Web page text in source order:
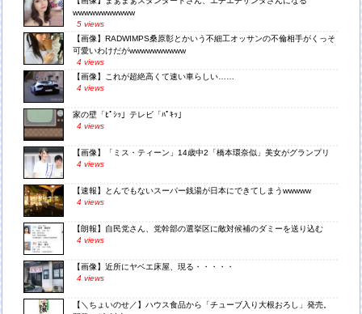
wwwwwwwwwww
5 views
【画像】RADWIMPS桑原彰とかいう不細工オッサンの不倫相手がくっそ
可愛いわけだがwwwwwwwwww
4 views
【画像】これが超絶高くて速い車らしい……
4 views
家の壁「ﾋﾟｼｯ」テレビ「ﾊﾟｷｯ」
4 views
【画像】「ミス・ティーン」14歳中2「橋本環奈似」美女がグランプリ
4 views
【速報】とんでもないスーパー銭湯が日本にできてしまうwwwww
4 views
【朗報】自民党さん、党幹部の選挙区に敵対候補のダミーを送り込む
4 views
【画像】近所にヤベエ床屋、現る・・・・・
4 views
【＼ちょいのせ／】ハウス食品から「チューブ入り大根おろし」発売。